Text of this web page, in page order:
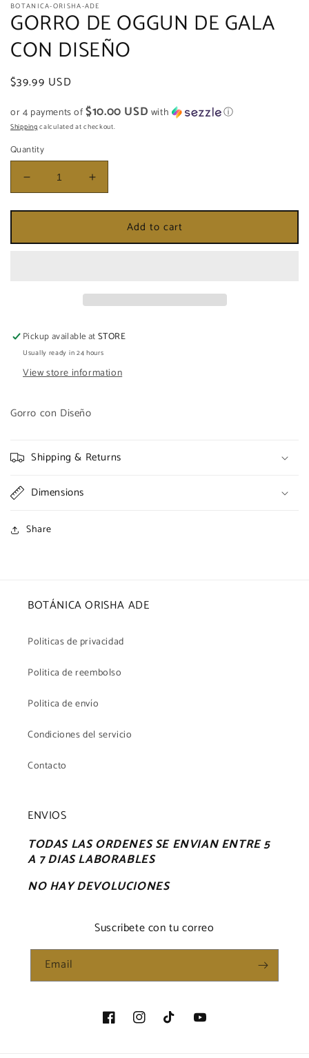
1
in
modal
BOTANICA-ORISHA-ADE
GORRO DE OGGUN DE GALA
CON DISEÑO
Regular
$39.99 USD
or 4 payments of$10.00 USD with ⓘ
Shippingcalculated at checkout.
Quantity
Decrease
quantity
for
DE
Increase
quantity
for
GORRO
DE
Add to cart
Pickup available atSTORE
Usually ready in 24 hours
View store information
Gorro con Diseño
Shipping & Returns
Dimensions
Share
BOTÁNICA ORISHA ADE
Politicas de privacidad
Politica de reembolso
Politica de envío
Condiciones del servicio
Contacto
ENVIOS
TODAS LAS ORDENES SE ENVIAN ENTRE 5
A 7 DIAS LABORABLES
NO HAY DEVOLUCIONES
Suscribete con tu correo
Email
FacebookInstagramTikTok YouTube